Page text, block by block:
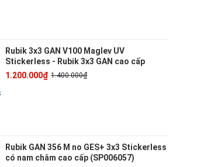
Rubik 3x3 GAN V100 Maglev UV
Stickerless - Rubik 3x3 GAN cao cấp
1.200.000₫ 1.400.000₫
Rubik GAN 356 M no GES+ 3x3 Stickerless
có nam châm cao cấp (SP006057)